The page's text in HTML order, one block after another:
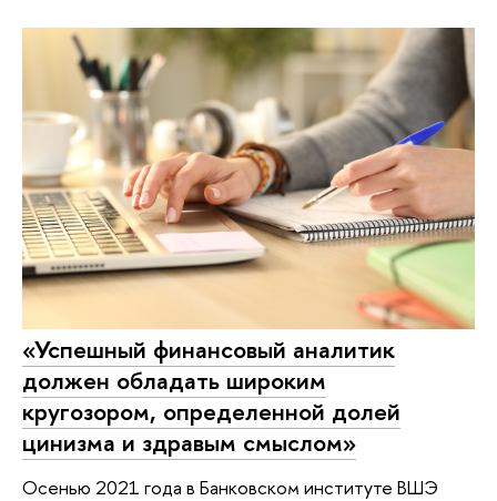
«Успешный финансовый аналитик
должен обладать широким
кругозором, определенной долей
цинизма и здравым смыслом»
Осенью 2021 года в Банковском институте ВШЭ